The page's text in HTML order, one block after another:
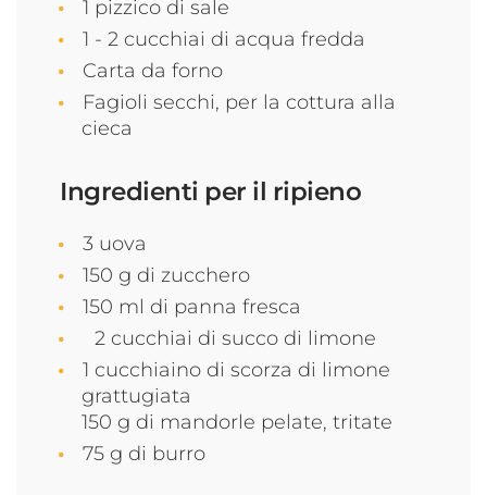
1 pizzico di sale
1 - 2 cucchiai di acqua fredda
Carta da forno
Fagioli secchi, per la cottura alla
cieca
Ingredienti per il ripieno
3 uova
150 g di zucchero
150 ml di panna fresca
2 cucchiai di succo di limone
1 cucchiaino di scorza di limone
grattugiata
150 g di mandorle pelate, tritate
75 g di burro